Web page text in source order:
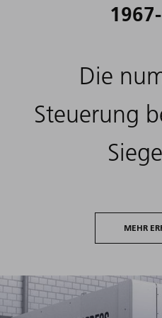
Die
Steuerung
MEHR